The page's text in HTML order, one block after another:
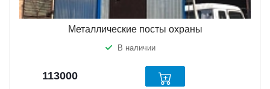
Металлические посты охраны
В наличии
113000